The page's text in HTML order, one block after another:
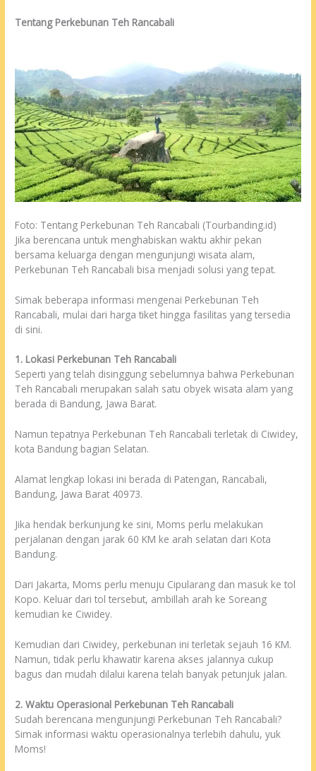
Tentang Perkebunan Teh Rancabali
Foto: Tentang Perkebunan Teh Rancabali (Tourbanding.id)
Jika berencana untuk menghabiskan waktu akhir pekan
bersama keluarga dengan mengunjungi wisata alam,
Perkebunan Teh Rancabali bisa menjadi solusi yang tepat.
Simak beberapa informasi mengenai Perkebunan Teh
Rancabali, mulai dari harga tiket hingga fasilitas yang tersedia
di sini.
1. Lokasi Perkebunan Teh Rancabali
Seperti yang telah disinggung sebelumnya bahwa Perkebunan
Teh Rancabali merupakan salah satu obyek wisata alam yang
berada di Bandung, Jawa Barat.
Namun tepatnya Perkebunan Teh Rancabali terletak di Ciwidey,
kota Bandung bagian Selatan.
Alamat lengkap lokasi ini berada di Patengan, Rancabali,
Bandung, Jawa Barat 40973.
Jika hendak berkunjung ke sini, Moms perlu melakukan
perjalanan dengan jarak 60 KM ke arah selatan dari Kota
Bandung.
Dari Jakarta, Moms perlu menuju Cipularang dan masuk ke tol
Kopo. Keluar dari tol tersebut, ambillah arah ke Soreang
kemudian ke Ciwidey.
Kemudian dari Ciwidey, perkebunan ini terletak sejauh 16 KM.
Namun, tidak perlu khawatir karena akses jalannya cukup
bagus dan mudah dilalui karena telah banyak petunjuk jalan.
2. Waktu Operasional Perkebunan Teh Rancabali
Sudah berencana mengunjungi Perkebunan Teh Rancabali?
Simak informasi waktu operasionalnya terlebih dahulu, yuk
Moms!